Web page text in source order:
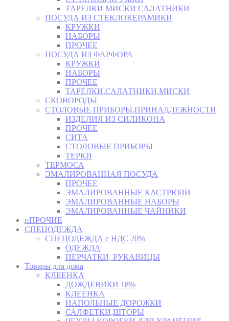
ТАРЕЛКИ МИСКИ САЛАТНИКИ
ПОСУДА ИЗ СТЕКЛОКЕРАМИКИ
КРУЖКИ
НАБОРЫ
ПРОЧЕЕ
ПОСУДА ИЗ ФАРФОРА
КРУЖКИ
НАБОРЫ
ПРОЧЕЕ
ТАРЕЛКИ.САЛАТНИКИ.МИСКИ
СКОВОРОДЫ
СТОЛОВЫЕ ПРИБОРЫ,ПРИНАДЛЕЖНОСТИ
ИЗДЕЛИЯ ИЗ СИЛИКОНА
ПРОЧЕЕ
СИТА
СТОЛОВЫЕ ПРИБОРЫ
ТЕРКИ
ТЕРМОСА
ЭМАЛИРОВАННАЯ ПОСУДА
ПРОЧЕЕ
ЭМАЛИРОВАННЫЕ КАСТРЮЛИ
ЭМАЛИРОВАННЫЕ НАБОРЫ
ЭМАЛИРОВАННЫЕ ЧАЙНИКИ
пПРОЧИЕ
СПЕЦОДЕЖДА
СПЕЦОДЕЖДА с НДС 20%
ОДЕЖДА
ПЕРЧАТКИ, РУКАВИЦЫ
Товары для дома
КЛЕЕНКА
ДОЖДЕВИКИ 18%
КЛЕЕНКА
НАПОЛЬНЫЕ ДОРОЖКИ
САЛФЕТКИ,ШТОРЫ